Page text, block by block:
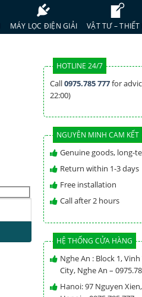
MÁY LỌC ĐIỆN GIẢI VẬT TƯ – THIẾT
HOTLINE 24/7
Call0975.785 777for
22:00)
NGUYÊN MINH CAM KẾT
Genuine goods, long-
Return within 1-3 days
Free installation
Call after 2 hours
HỆ THỐNG CỬA HÀNG
Nghe An : Block 1,
City, Nghe An –
Hanoi: 97 Nguyen